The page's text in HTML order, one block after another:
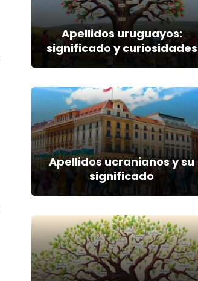
Apellidos uruguayos:
significado y curiosidades
Apellidos ucranianos y su
significado